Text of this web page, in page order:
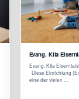
Evang. KIta
Evang. KIta
Diese Einrichtung
eine der vielen …